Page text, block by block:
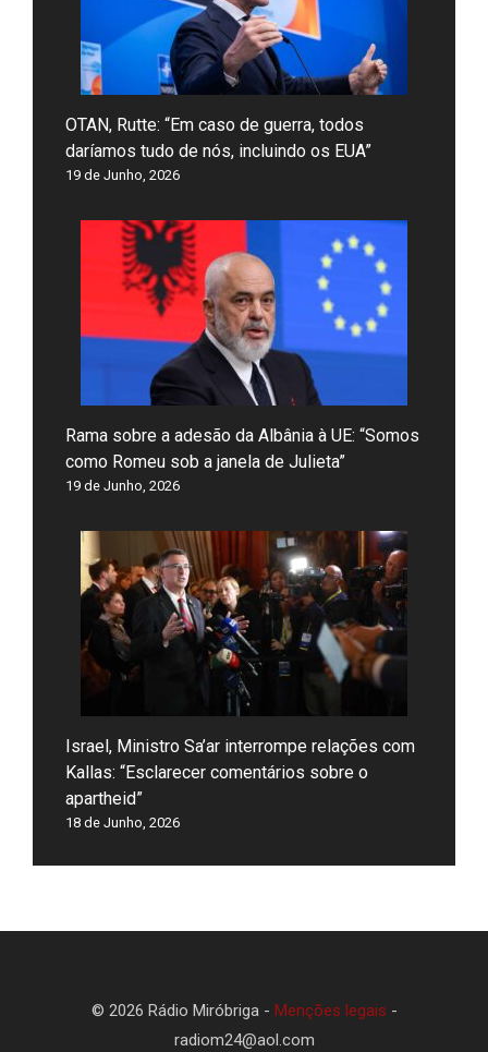
OTAN, Rutte: “Em caso de guerra, todos
daríamos tudo de nós, incluindo os EUA”
19 de Junho, 2026
Rama sobre a adesão da Albânia à UE: “Somos
como Romeu sob a janela de Julieta”
19 de Junho, 2026
Israel, Ministro Sa’ar interrompe relações com
Kallas: “Esclarecer comentários sobre o
apartheid”
18 de Junho, 2026
© 2026 Rádio Miróbriga - Menções legais -
radiom24@aol.com